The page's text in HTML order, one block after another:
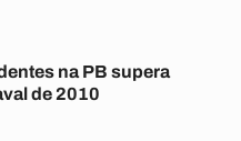
na PB supera
de 2010